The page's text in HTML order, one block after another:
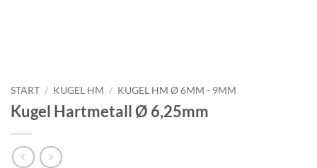
START / KUGEL HM / KUGEL HM Ø 6MM - 9MM
Kugel Hartmetall Ø 6,25mm